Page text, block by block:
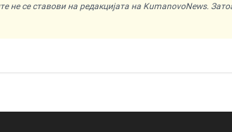
не се ставови на редакцијата на KumanovoNews.